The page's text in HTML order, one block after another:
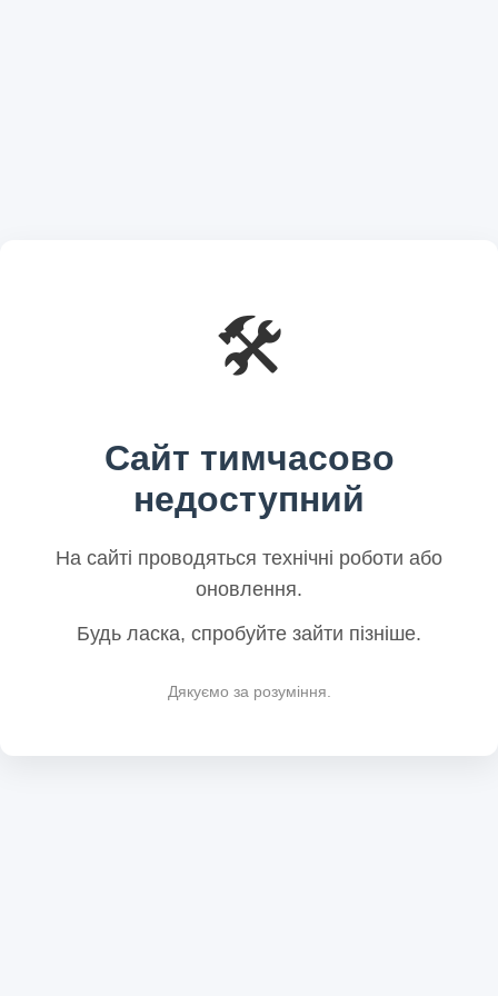
🛠️
Сайт тимчасово
недоступний
На сайті проводяться технічні роботи або
оновлення.
Будь ласка, спробуйте зайти пізніше.
Дякуємо за розуміння.